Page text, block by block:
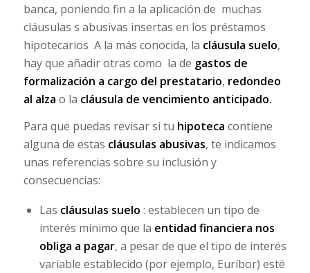
banca, poniendo fin a la aplicación de muchas
cláusulas s abusivas insertas en los préstamos
hipotecarios A la más conocida, la cláusula suelo,
hay que añadir otras como la de gastos de
formalización a cargo del prestatario, redondeo
al alza o la cláusula de vencimiento anticipado.
Para que puedas revisar si tu hipoteca contiene
alguna de estas cláusulas abusivas, te indicamos
unas referencias sobre su inclusión y
consecuencias:
Las cláusulas suelo : establecen un tipo de
interés mínimo que la entidad financiera nos
obliga a pagar, a pesar de que el tipo de interés
variable establecido (por ejemplo, Euríbor) esté